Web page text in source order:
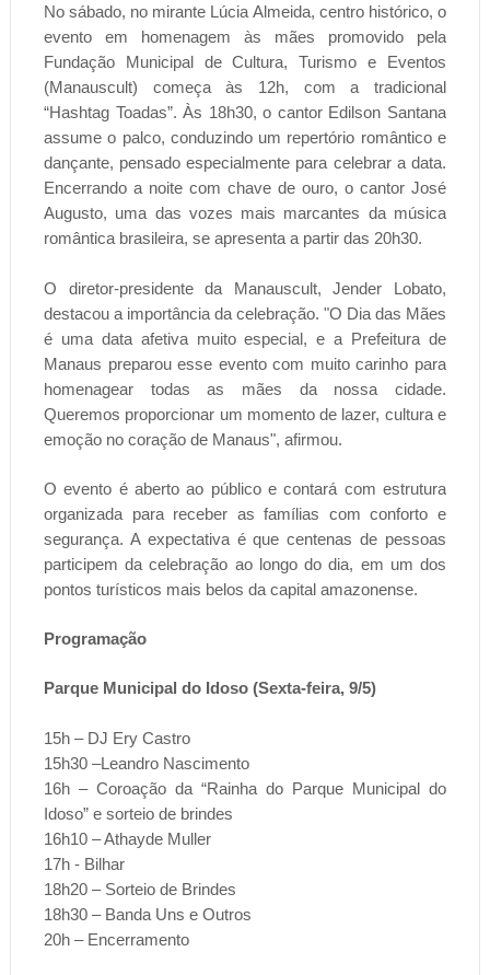
No sábado, no mirante Lúcia Almeida, centro histórico, o
evento em homenagem às mães promovido pela
Fundação Municipal de Cultura, Turismo e Eventos
(Manauscult) começa às 12h, com a tradicional
“Hashtag Toadas”. Às 18h30, o cantor Edilson Santana
assume o palco, conduzindo um repertório romântico e
dançante, pensado especialmente para celebrar a data.
Encerrando a noite com chave de ouro, o cantor José
Augusto, uma das vozes mais marcantes da música
romântica brasileira, se apresenta a partir das 20h30.
O diretor-presidente da Manauscult, Jender Lobato,
destacou a importância da celebração. "O Dia das Mães
é uma data afetiva muito especial, e a Prefeitura de
Manaus preparou esse evento com muito carinho para
homenagear todas as mães da nossa cidade.
Queremos proporcionar um momento de lazer, cultura e
emoção no coração de Manaus", afirmou.
O evento é aberto ao público e contará com estrutura
organizada para receber as famílias com conforto e
segurança. A expectativa é que centenas de pessoas
participem da celebração ao longo do dia, em um dos
pontos turísticos mais belos da capital amazonense.
Programação
Parque Municipal do Idoso (Sexta-feira, 9/5)
15h – DJ Ery Castro
15h30 –Leandro Nascimento
16h – Coroação da “Rainha do Parque Municipal do
Idoso” e sorteio de brindes
16h10 – Athayde Muller
17h - Bilhar
18h20 – Sorteio de Brindes
18h30 – Banda Uns e Outros
20h – Encerramento